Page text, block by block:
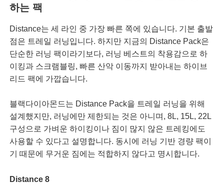
하는 팩
Distance는 세 라인 중 가장 빠른 쪽에 있습니다. 기본 출발
점은 트레일 러닝입니다. 하지만 지금의 Distance Pack은
단순한 러닝 팩이라기보다, 러닝 베스트의 착용감으로 하
이킹과 스크램블링, 빠른 산악 이동까지 받아내는 하이브
리드 팩에 가깝습니다.
블랙다이아몬드는 Distance Pack을 트레일 러닝을 위해
설계했지만, 러닝에만 제한되는 것은 아니며, 8L, 15L, 22L
구성으로 가벼운 하이킹이나 짐이 많지 않은 트레킹에도
사용할 수 있다고 설명합니다. 동시에 러닝 기반 경량 팩이
기 때문에 무거운 짐에는 적합하지 않다고 명시합니다.
Distance 8